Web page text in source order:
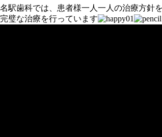
名駅歯科では、患者様一人一人の治療方針
完璧な治療を行っています